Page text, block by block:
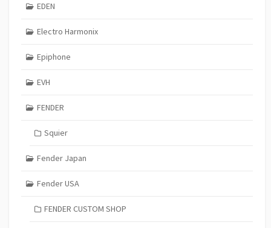
EDEN
Electro Harmonix
Epiphone
EVH
FENDER
Squier
Fender Japan
Fender USA
FENDER CUSTOM SHOP